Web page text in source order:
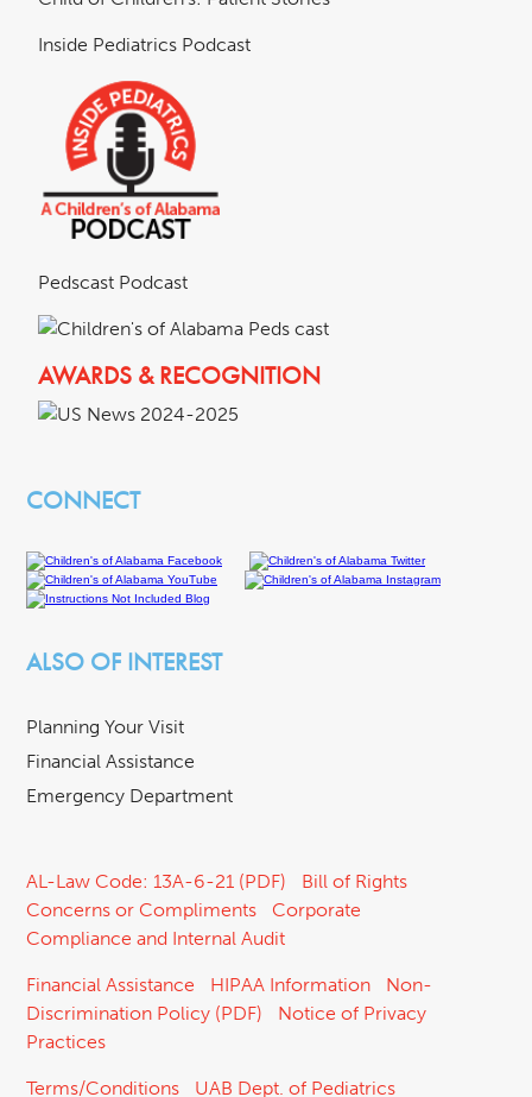
Inside Pediatrics Podcast
Pedscast Podcast
AWARDS & RECOGNITION
CONNECT
ALSO OF INTEREST
Planning Your Visit
Financial Assistance
Emergency Department
AL-Law Code: 13A-6-21 (PDF)
Bill of Rights
Concerns or Compliments
Corporate
Compliance and Internal Audit
Financial Assistance HIPAA Information
Non-
Discrimination Policy (PDF)
Notice of Privacy
Practices
Terms/Conditions UAB Dept. of Pediatrics